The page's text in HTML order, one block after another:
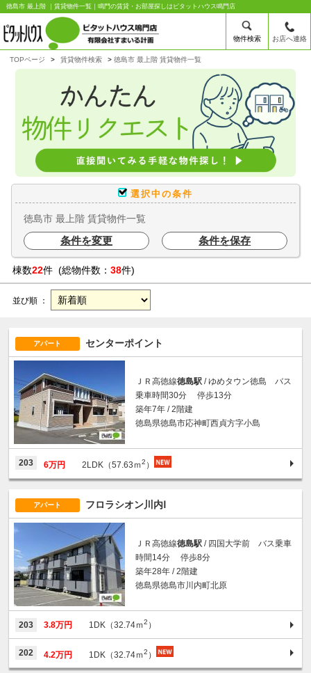
徳島市 最上階 ｜賃貸物件一覧｜鳴門の賃貸・お部屋探しはピタットハウス鳴門店
物件検索 お店へ連絡
TOPページ 賃貸物件検索 徳島市 最上階 賃貸物件一覧
選択中の条件
徳島市 最上階 賃貸物件一覧
条件を変更 条件を保存
棟数22件 (総物件数： 38件)
並び順 ：
アパート センターポイント
ＪＲ高徳線徳島駅 / ゆめタウン徳島 バス
乗車時間30分 停歩13分
築年7年 / 2階建
徳島県徳島市応神町西貞方字小島
203 6万円 2LDK（57.63ｍ2 ）
アパート フロラシオン川内Ⅰ
ＪＲ高徳線徳島駅 / 四国大学前 バス乗車
時間14分 停歩8分
築年28年 / 2階建
徳島県徳島市川内町北原
203 3.8万円 1DK（32.74ｍ2 ）
202 4.2万円 1DK（32.74ｍ2 ）